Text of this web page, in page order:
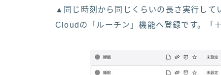
▲同じ時刻から同じくらいの長さ実行し
Cloudの「ルーチン」機能へ登録です。「